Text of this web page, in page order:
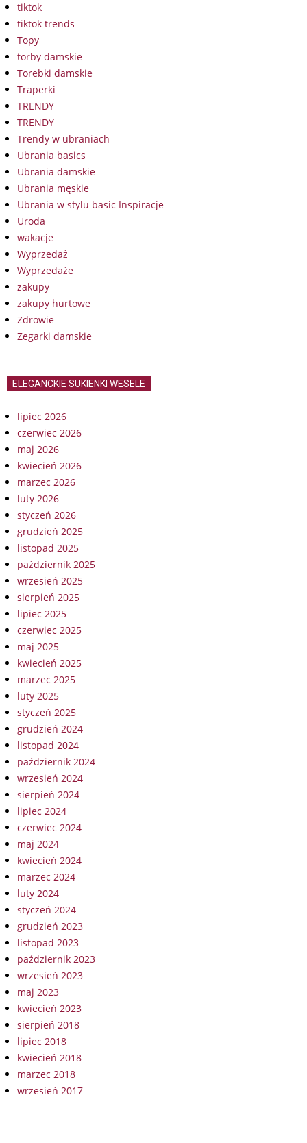
tiktok
tiktok trends
Topy
torby damskie
Torebki damskie
Traperki
TRENDY
TRENDY
Trendy w ubraniach
Ubrania basics
Ubrania damskie
Ubrania męskie
Ubrania w stylu basic Inspiracje
Uroda
wakacje
Wyprzedaż
Wyprzedaże
zakupy
zakupy hurtowe
Zdrowie
Zegarki damskie
ELEGANCKIE SUKIENKI WESELE
lipiec 2026
czerwiec 2026
maj 2026
kwiecień 2026
marzec 2026
luty 2026
styczeń 2026
grudzień 2025
listopad 2025
październik 2025
wrzesień 2025
sierpień 2025
lipiec 2025
czerwiec 2025
maj 2025
kwiecień 2025
marzec 2025
luty 2025
styczeń 2025
grudzień 2024
listopad 2024
październik 2024
wrzesień 2024
sierpień 2024
lipiec 2024
czerwiec 2024
maj 2024
kwiecień 2024
marzec 2024
luty 2024
styczeń 2024
grudzień 2023
listopad 2023
październik 2023
wrzesień 2023
maj 2023
kwiecień 2023
sierpień 2018
lipiec 2018
kwiecień 2018
marzec 2018
wrzesień 2017